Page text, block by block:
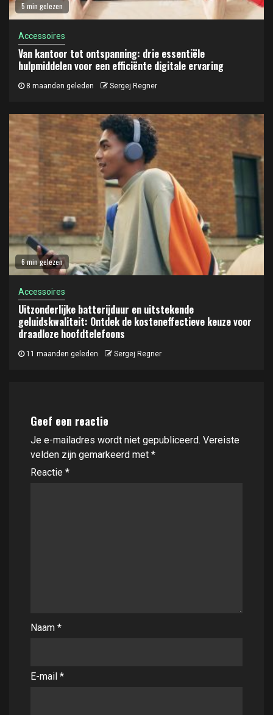
5 min gelezen
Accessoires
Van kantoor tot ontspanning: drie essentiële
hulpmiddelen voor een efficiënte digitale ervaring
8 maanden geleden Sergej Regner
6 min gelezen
Accessoires
Uitzonderlijke batterijduur en uitstekende
geluidskwaliteit: Ontdek de kosteneffectieve keuze voor
draadloze hoofdtelefoons
11 maanden geleden Sergej Regner
Geef een reactie
Je e-mailadres wordt niet gepubliceerd. Vereiste
velden zijn gemarkeerd met *
Reactie *
Naam *
E-mail *